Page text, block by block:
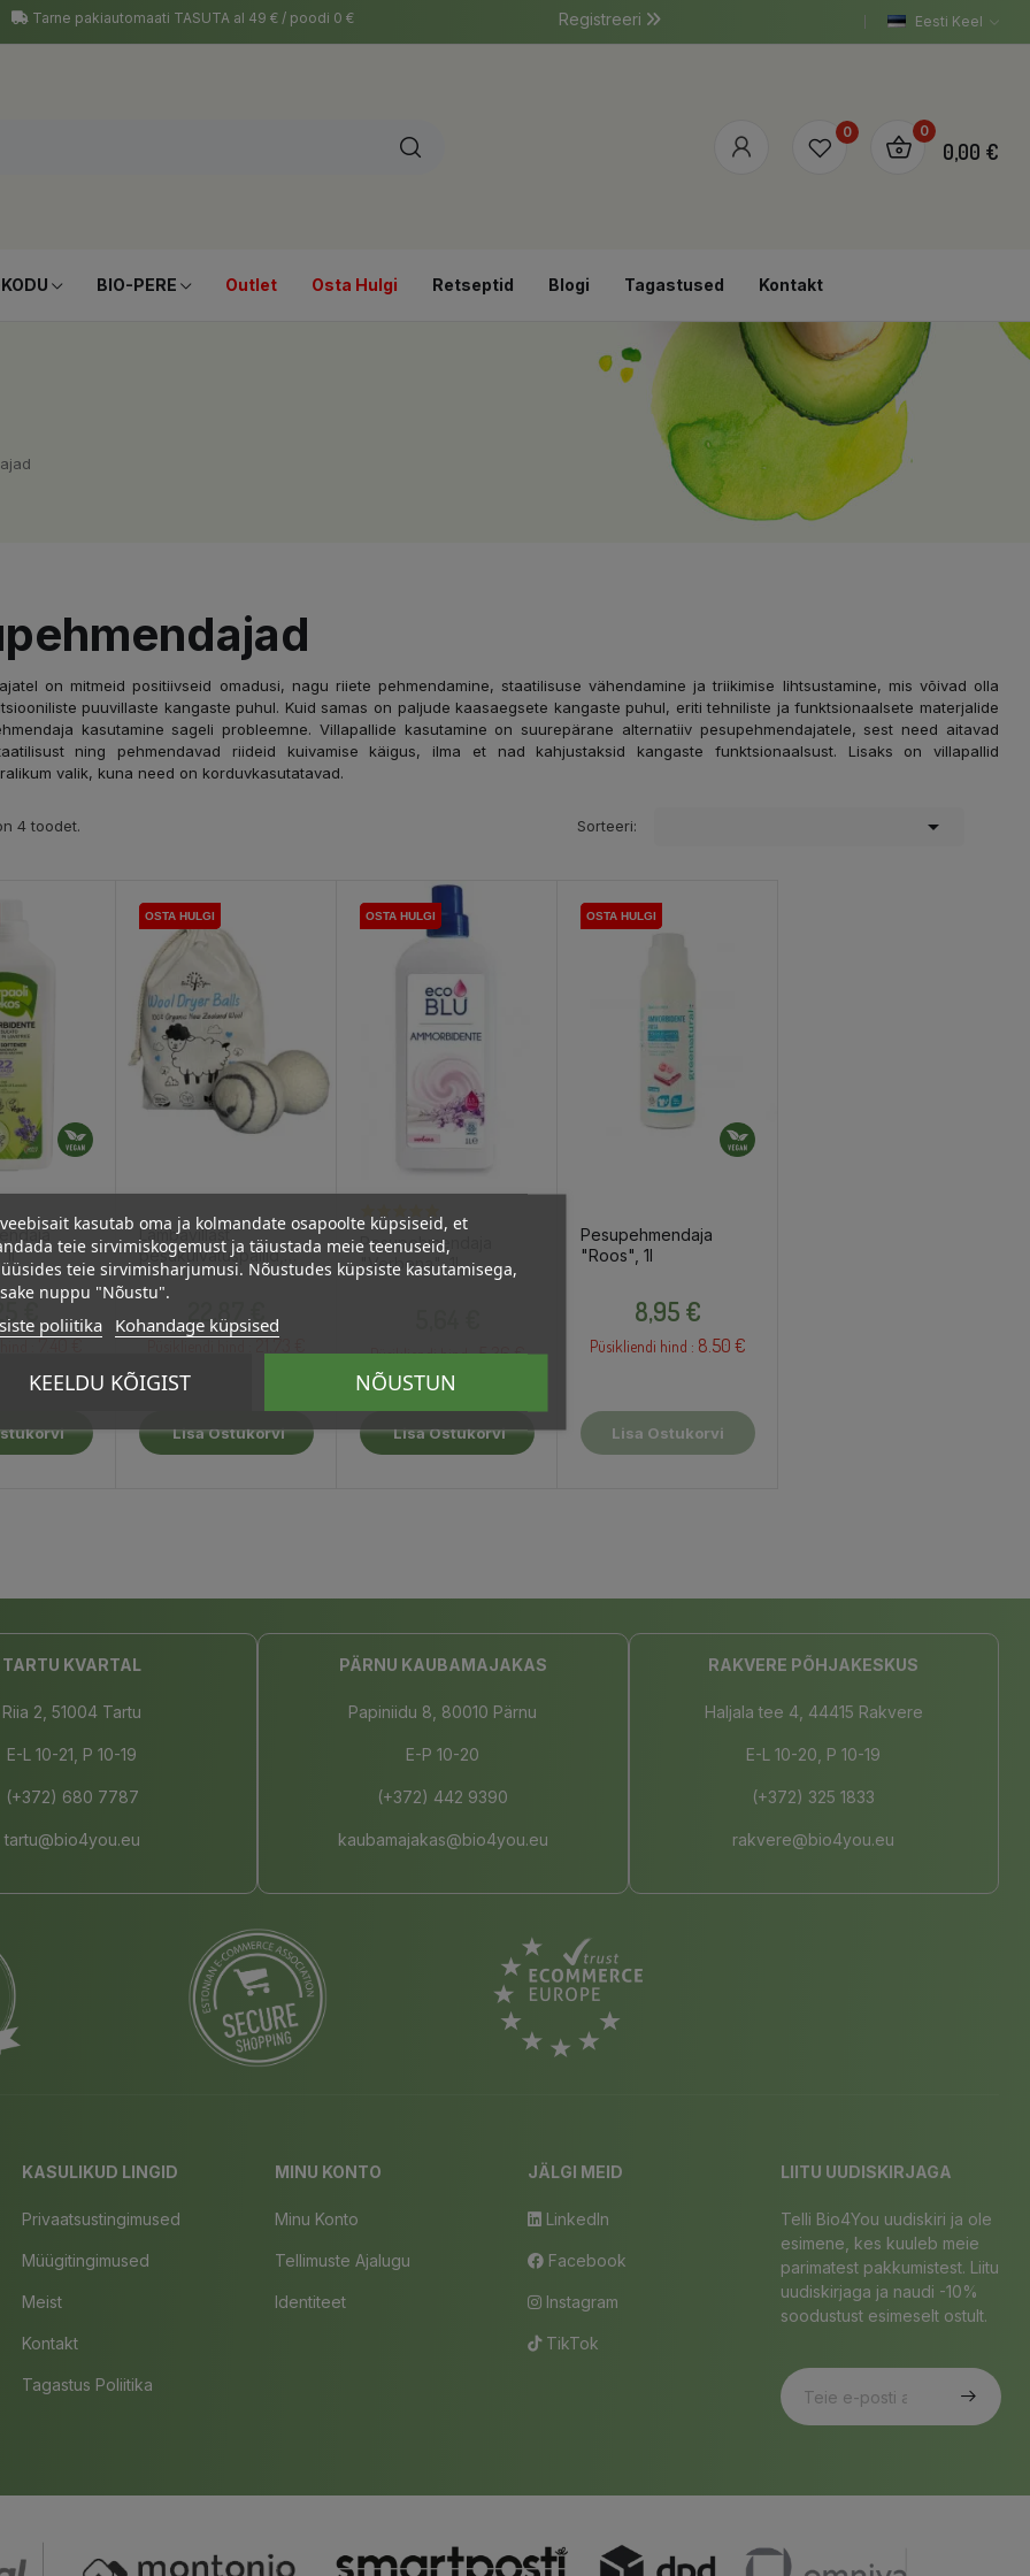
Tarne pakiautomaati TASUTA al 49 € / poodi 0 € Eesti Keel
Registreeri
0 0
0,00 €
BIO-PERE Outlet Osta Hulgi Retseptid Blogi Tagastused Kontakt
on mitmeid positiivseid omadusi, nagu riiete pehmendamine, staatilisuse vähendamine ja triikimise lihtsustamine, mis võivad olla
puuvillaste kangaste puhul. Kuid samas on paljude kaasaegsete kangaste puhul, eriti tehniliste ja funktsionaalsete materjalide
kasutamine sageli probleemne. Villapallide kasutamine on suurepärane alternatiiv pesupehmendajatele, sest need aitavad
ning pehmendavad riideid kuivamise käigus, ilma et nad kahjustaksid kangaste funktsionaalsust. Lisaks on villapallid
valik, kuna need on korduvkasutatavad.
4 toodet. Sorteeri: 
Hind
€
:
OSTA HULGI
OSTA HULGI
OSTA HULGI
Lambavillast
pesukuivatuspallid,
ekstra suured, 6tk
22,87 €
Lisa Ostukorvi
OSTA HULGI
OSTA HULGI
OSTA HULGI
Pesupehmendaja
"Verbena", 1l
Püsikliendi hind :5.36 €
Lisa Ostukorvi
OSTA HULGI
OSTA HULGI
OSTA HULGI
Pesupehmendaja
"Roos", 1l
8,95 €
Püsikliendi hind : 8.50 €
Lisa Ostukorvi
TARTU KVARTAL
Riia 2, 51004 Tartu
E-L 10-21, P 10-19
(+372) 680 7787
tartu@bio4you.eu
PÄRNU KAUBAMAJAKAS
Papiniidu 8, 80010 Pärnu
E-P 10-20
(+372) 442 9390
kaubamajakas@bio4you.eu
RAKVERE PÕHJAKESKUS
Haljala tee 4, 44415 Rakvere
E-L 10-20, P 10-19
(+372) 325 1833
rakvere@bio4you.eu
KASULIKUD LINGID
Privaatsustingimused
Müügitingimused
Meist
Kontakt
Tagastus Poliitika
MINU KONTO
Minu Konto
Tellimuste Ajalugu
Identiteet
JÄLGI MEID
LinkedIn
Facebook
Instagram
TikTok
LIITU UUDISKIRJAGA
Telli Bio4You uudiskiri ja ole
esimene, kes kuuleb meie
parimatest pakkumistest. Liitu
uudiskirjaga ja naudi -10%
soodustust esimeselt ostult.
kasutab oma ja kolmandate osapoolte küpsiseid, et
teie sirvimiskogemust ja täiustada meie teenuseid,
teie sirvimisharjumusi. Nõustudes küpsiste kasutamisega,
nuppu "Nõustu".
poliitika Kohandage küpsised
KEELDU KÕIGIST NÕUSTUN